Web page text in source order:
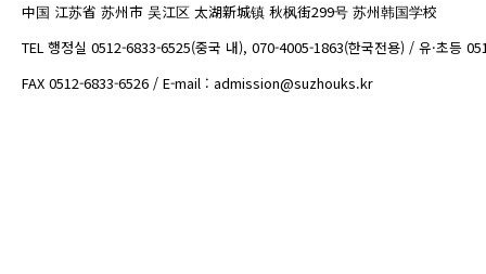
中国 江苏省 苏州市 吴江区 太湖新城镇 秋枫街299号 苏州韩国学校
TEL 행정실 0512-6833-6525(중국 내), 070-4005-1863(한국전용) / 유·초등
FAX 0512-6833-6526 / E-mail : admission@suzhouks.kr